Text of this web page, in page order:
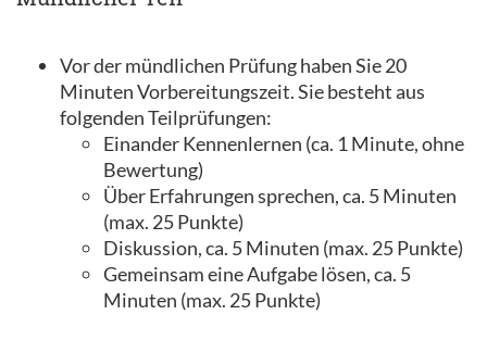
Vor der mündlichen Prüfung haben Sie 20
Minuten Vorbereitungszeit. Sie besteht aus
folgenden Teilprüfungen:
Einander Kennenlernen (ca. 1 Minute, ohne
Bewertung)
Über Erfahrungen sprechen, ca. 5 Minuten
(max. 25 Punkte)
Diskussion, ca. 5 Minuten (max. 25 Punkte)
Gemeinsam eine Aufgabe lösen, ca. 5
Minuten (max. 25 Punkte)